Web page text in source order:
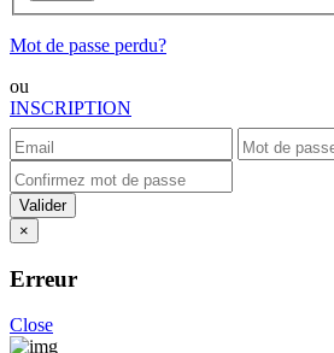
Mot de passe perdu?
ou
INSCRIPTION
Valider
×
Erreur
Close